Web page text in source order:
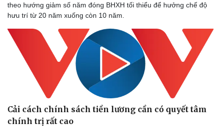
theo hướng giảm số năm đóng BHXH tối thiểu để hưởng chế độ
hưu trí từ 20 năm xuống còn 10 năm.
Cải cách chính sách tiền lương cần có quyết tâm
chính trị rất cao